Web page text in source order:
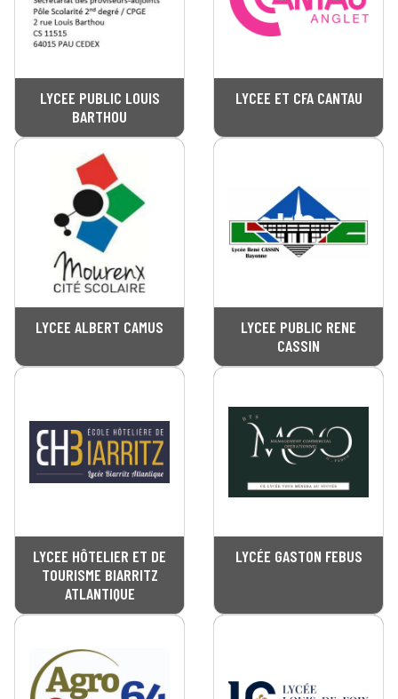
LYCEE PUBLIC LOUIS
BARTHOU
LYCEE ET CFA CANTAU
LYCEE ALBERT CAMUS
LYCEE PUBLIC RENE
CASSIN
LYCEE HÔTELIER ET DE
TOURISME BIARRITZ
ATLANTIQUE
LYCÉE GASTON FEBUS